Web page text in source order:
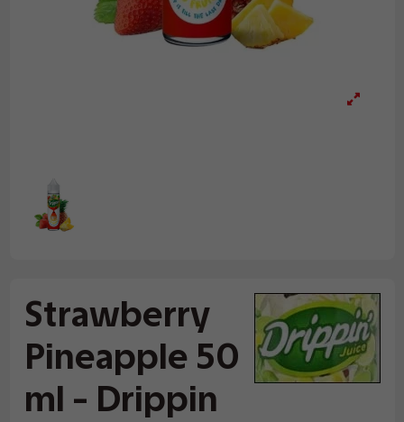
Strawberry
Pineapple 50
ml - Drippin